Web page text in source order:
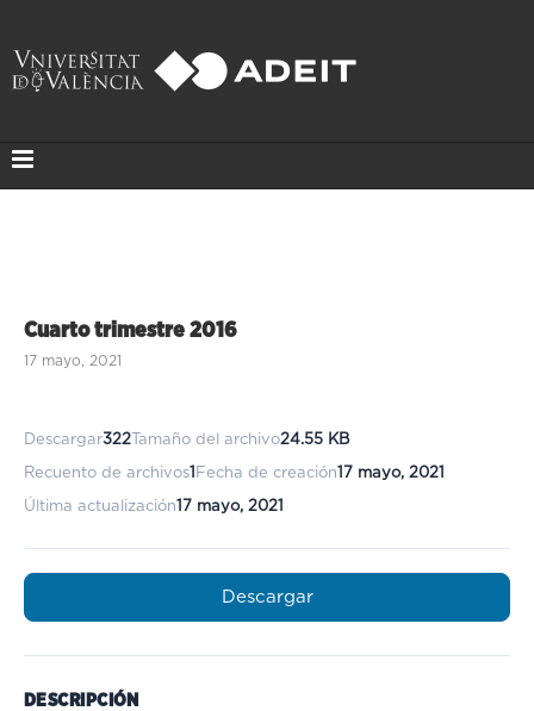
Cuarto trimestre 2016
17 mayo, 2021
Descargar322 Tamaño del archivo24.55 KB
Recuento de archivos1 Fecha de creación17 mayo, 2021
Última actualización17 mayo, 2021
Descargar
DESCRIPCIÓN